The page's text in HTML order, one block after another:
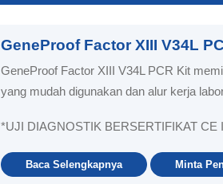
GeneProof Factor XIII V34L
GeneProof Factor XIII V34L PCR Kit
yang mudah digunakan dan alur kerja
*UJI DIAGNOSTIK BERSERTIFIKAT CE
Baca Selengkapnya Minta